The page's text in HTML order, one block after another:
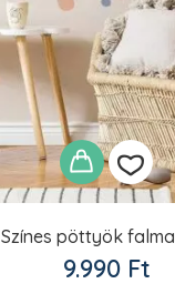
Színes pöttyök
9.990 Ft